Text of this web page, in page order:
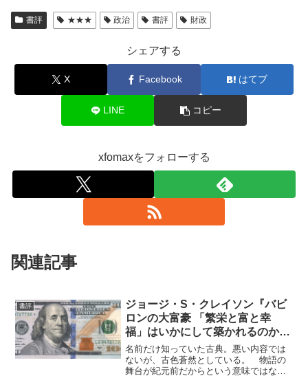
書評 ★★★ 政治 書評 財政
シェアする
X Facebook はてブ
LINE コピー
xfomaxをフォローする
関連記事
書評
ジョージ・S・クレイソン『バビ
ロンの大富豪 「繁栄と富と幸
福」はいかにして築かれるのか』
★★
名前だけ知っていた古典。悪い内容では
ないが、古色蒼然としている。 物語の
舞台が紀元前だからという意味ではな